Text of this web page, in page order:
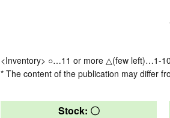
<Inventory> ○…11 or more △(few left)…1-10
* The content of the publication may differ
Stock: 〇